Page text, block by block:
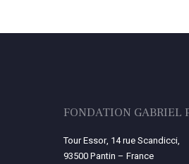
FONDATION GABRIEL
Tour Essor, 14 rue Scandicci,
93500 Pantin – France